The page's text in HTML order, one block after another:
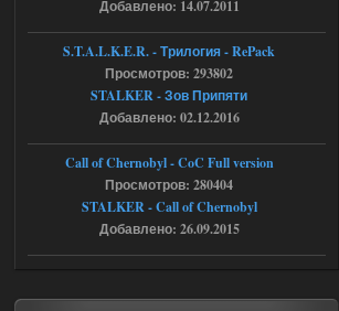
16:09
stalker673920
где пароль?
Dead Air: Refined
Stalker-Mods-Clan-su
Доступно только для пользователей
Добавлено: 14.07.2011
S.T.A.L.K.E.R. - Трилогия - RePack
Просмотров: 293802
STALKER - Зов Припяти
Добавлено: 02.12.2016
Call of Chernobyl - CoC Full version
Просмотров: 280404
STALKER - Call of Chernobyl
Добавлено: 26.09.2015